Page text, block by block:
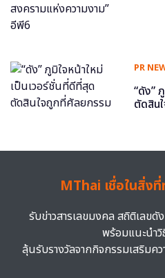
PR
“ดัง”
ตัดสิน
MThai เชื่อในสิ่งที่
รับข่าวสารเลขมงคล สถิติเลขดั
พร้อมแนะนำวิ
ลุ้นรับรางวัลจากกิจกรรมเสริมค